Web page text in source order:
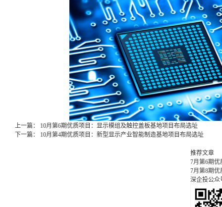
上一篇： 10月第6期优质项目：显示模组及触控盖板基地项目布局选址
下一篇： 10月第4期优质项目：新型显示产业智能制造基地项目布局选址
推荐文章
7月第6期
7月第8期
深企投公众